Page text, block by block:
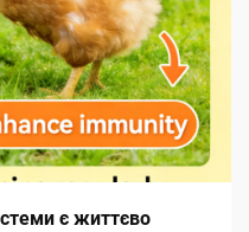
є життєво